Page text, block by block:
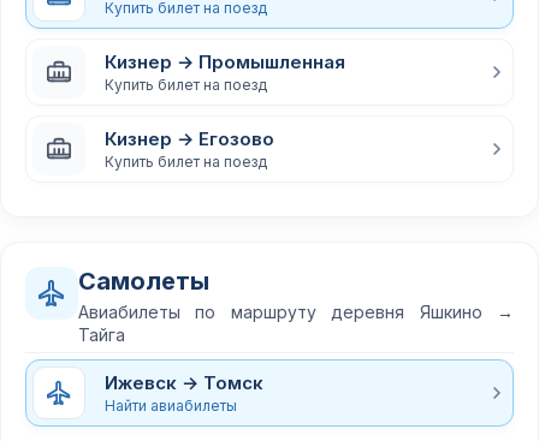
Купить билет на поезд
Кизнер → Промышленная
Купить билет на поезд
Кизнер → Егозово
Купить билет на поезд
Самолеты
Авиабилеты по маршруту деревня Яшкино →
Тайга
Ижевск → Томск
Найти авиабилеты